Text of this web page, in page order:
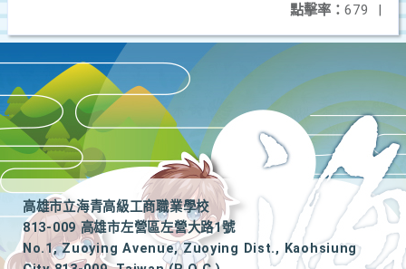
點擊率： 679 |
高雄市立海青高級工商職業學校
813-009 高雄市左營區左營大路1號
No.1, Zuoying Avenue, Zuoying Dist., Kaohsiung